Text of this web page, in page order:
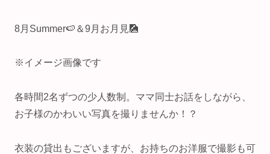
8月Summer🍉⁡＆9月お月見🎑
※イメージ画像です
各時間2名ずつの少人数制。ママ同士お話をしながら、
お子様のかわいい写真を撮りませんか！？
衣装の貸出もございますが、お持ちのお洋服で撮影も可